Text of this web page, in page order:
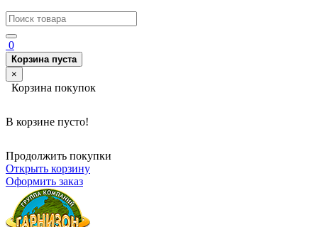
0
Корзина пуста
×
Корзина покупок
В корзине пусто!
Продолжить покупки
Открыть корзину
Оформить заказ